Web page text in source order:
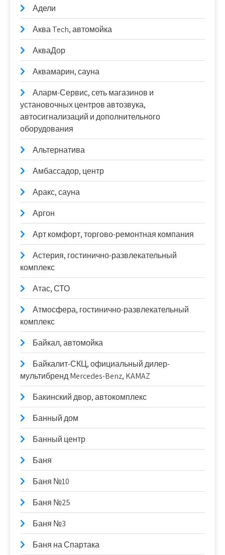
Адели
Аква Tech, автомойка
АкваДор
Аквамарин, сауна
Аларм-Сервис, сеть магазинов и
установочных центров автозвука,
автосигнализаций и дополнительного
оборудования
Альтернатива
Амбассадор, центр
Аракс, сауна
Аргон
Арт комфорт, торгово-ремонтная компания
Астерия, гостинично-развлекательный
комплекс
Атас, СТО
Атмосфера, гостинично-развлекательный
комплекс
Байкал, автомойка
Байкалит-СКЦ, официальный дилер-
мультибренд Mercedes-Benz, KAMAZ
Бакинский двор, автокомплекс
Банный дом
Банный центр
Баня
Баня №10
Баня №25
Баня №3
Баня на Спартака